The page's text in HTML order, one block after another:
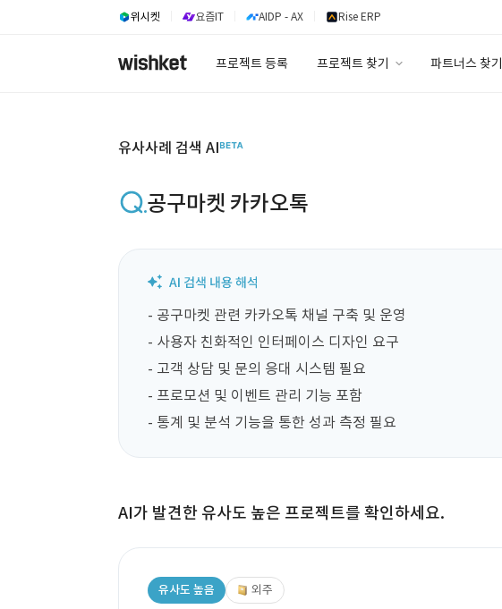
위시켓 요즘IT AIDP - AX Rise ERP
프로젝트 등록 프로젝트 찾기 파트너스 찾기
유사사례 검색 AI
공구마켓 카카오톡
- 공구마켓 관련 카카오톡 채널 구축 및 운영
- 사용자 친화적인 인터페이스 디자인 요구
- 고객 상담 및 문의 응대 시스템 필요
- 프로모션 및 이벤트 관리 기능 포함
- 통계 및 분석 기능을 통한 성과 측정 필요
AI가 발견한 유사도 높은 프로젝트를 확인하세요.
유사도 높음 외주